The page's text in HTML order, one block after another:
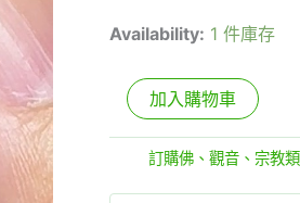
Availability: 1 件庫存
加入購物車
分類:訂購佛、觀音、宗教